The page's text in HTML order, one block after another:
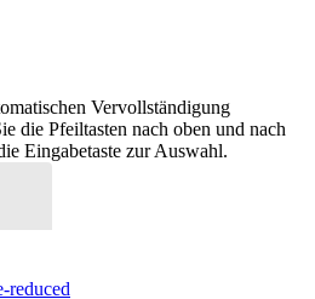
Vervollständigung
die Pfeiltasten nach oben und nach
Eingabetaste zur Auswahl.